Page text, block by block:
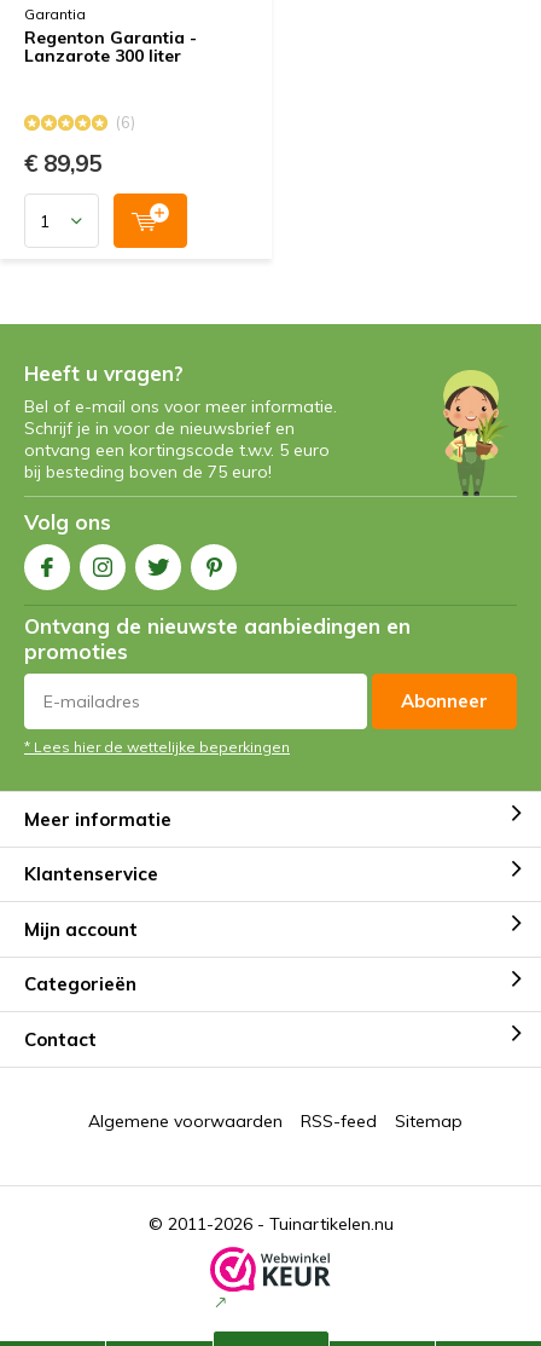
Garantia
Regenton Garantia -
Lanzarote 300 liter
(6)
€ 89,95
Heeft u vragen?
Bel of e-mail ons voor meer informatie.
Schrijf je in voor de nieuwsbrief en
ontvang een kortingscode t.w.v. 5 euro
bij besteding boven de 75 euro!
Volg ons
Ontvang de nieuwste aanbiedingen en
promoties
Abonneer
* Lees hier de wettelijke beperkingen
Meer informatie
Klantenservice
Mijn account
Categorieën
Contact
© 2011-2026 - Tuinartikelen.nu
Algemene voorwaarden RSS-feed Sitemap